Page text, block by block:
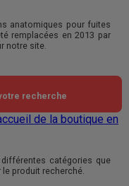
anatomiques pour fuites
remplacées en 2013 par
notre site.
recherche
de la boutique en
catégories que
produit recherché.